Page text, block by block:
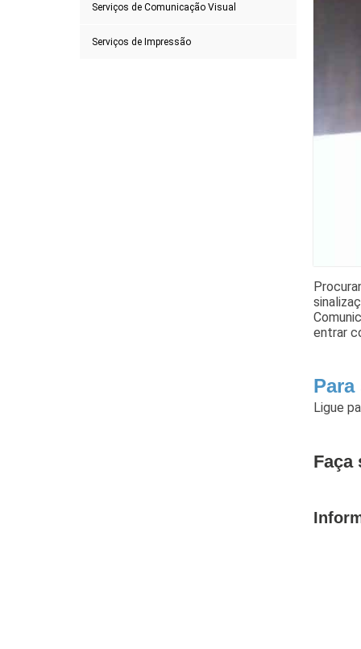
Serviços de Comunicação Visual
Serviços de Impressão
entrar
Ligue
Faça